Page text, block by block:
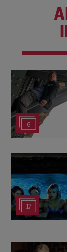
6
17